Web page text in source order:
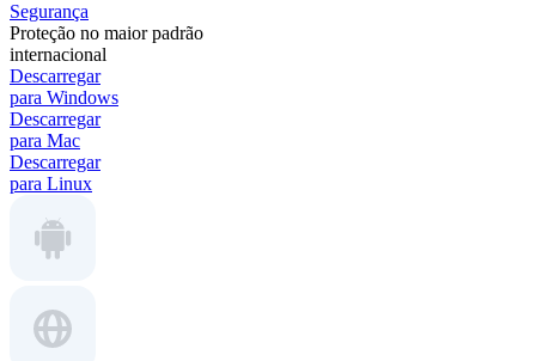
Segurança
Proteção no maior padrão
internacional
Descarregar
para Windows
Descarregar
para Mac
Descarregar
para Linux